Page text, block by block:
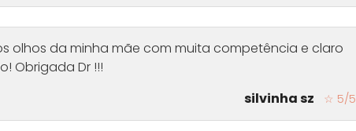
olhos da minha mãe com muita competência e claro
Obrigada Dr !!!
silvinha sz
☆ 5/5